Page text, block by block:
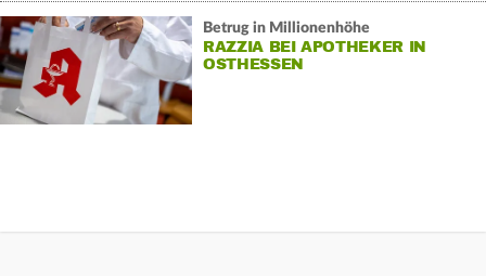
Betrug in Millionenhöhe
RAZZIA BEI APOTHEKER IN
OSTHESSEN